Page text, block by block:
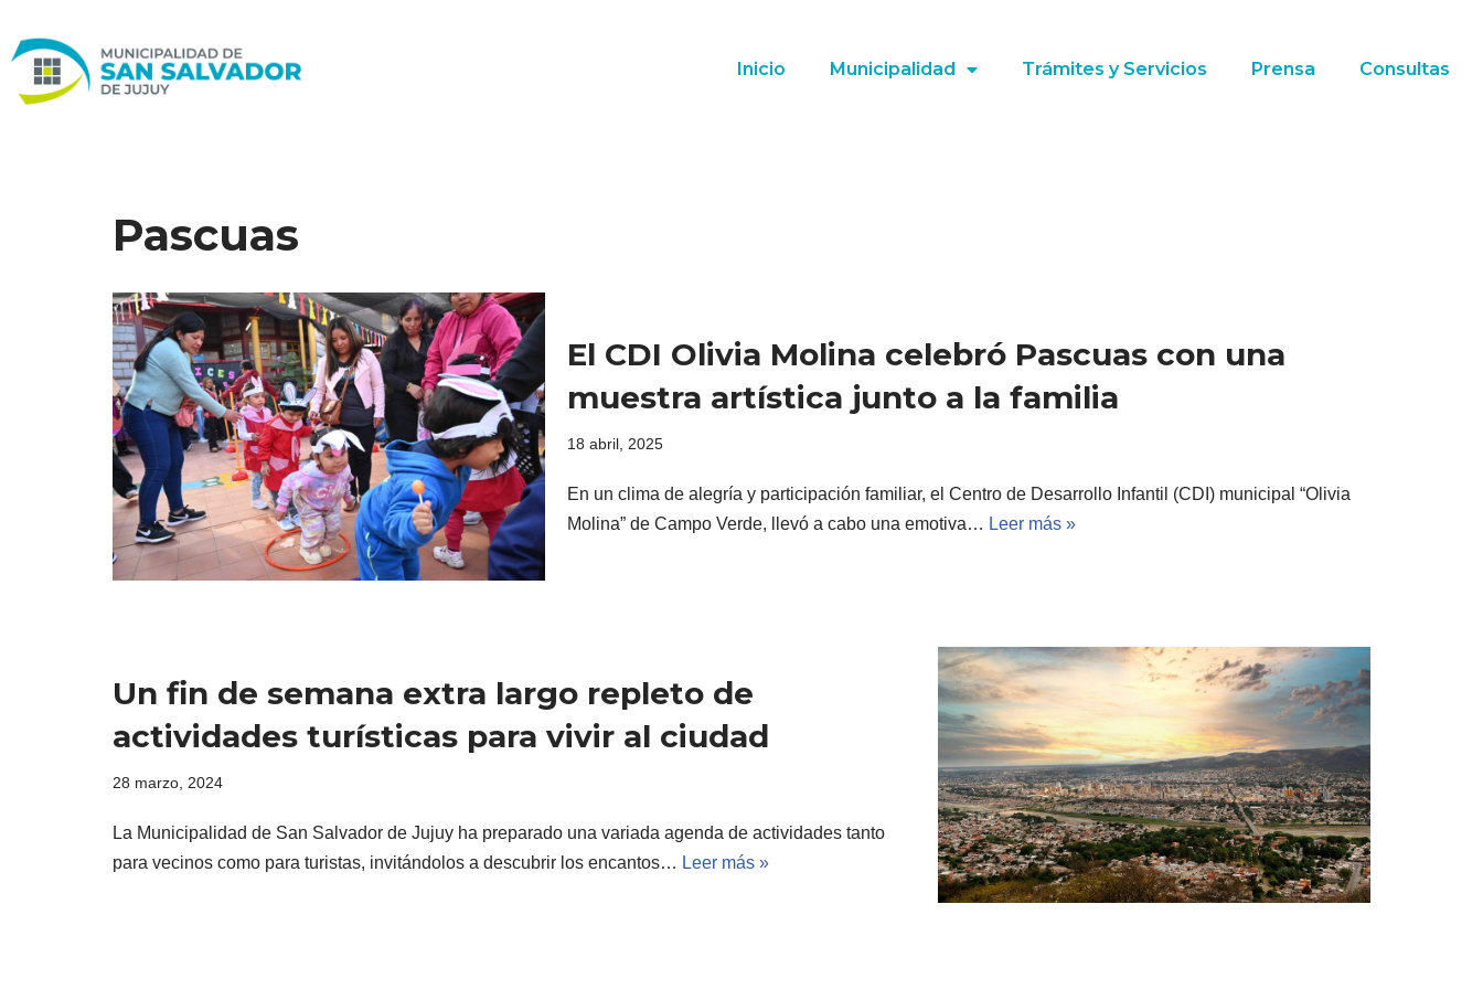
Ir
al
Inicio Municipalidad Trámites y Servicios Prensa Consultas
Pascuas
El CDI Olivia Molina celebró Pascuas con una
muestra artística junto a la familia
18 abril, 2025
En un clima de alegría y participación familiar, el Centro de Desarrollo Infantil (CDI) municipal “Olivia
Molina” de Campo Verde, llevó a cabo una emotiva… Leer más »
Un fin de semana extra largo repleto de
actividades turísticas para vivir al ciudad
28 marzo, 2024
La Municipalidad de San Salvador de Jujuy ha preparado una variada agenda de actividades tanto
para vecinos como para turistas, invitándolos a descubrir los encantos… Leer más »